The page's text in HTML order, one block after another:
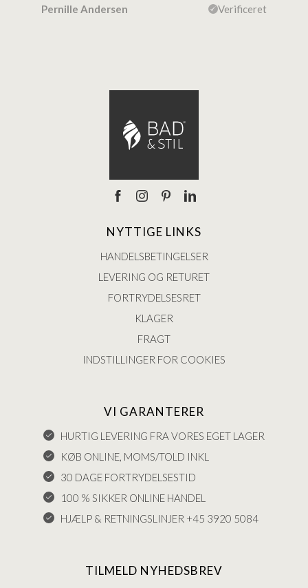
Pernille Andersen
Verificeret
NYTTIGE LINKS
HANDELSBETINGELSER
LEVERING OG RETURET
FORTRYDELSESRET
KLAGER
FRAGT
INDSTILLINGER FOR COOKIES
VI GARANTERER
HURTIG LEVERING FRA VORES EGET LAGER
KØB ONLINE, MOMS/TOLD INKL
30 DAGE FORTRYDELSESTID
100 % SIKKER ONLINE HANDEL
HJÆLP & RETNINGSLINJER +45 3920 5084
TILMELD NYHEDSBREV